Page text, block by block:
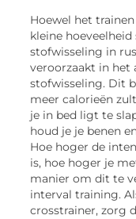
Hoewel het
kleine
stofwisseling in
veroorzaakt in het
stofwisseling. Dit
meer calorieën
je in bed ligt te
houd je je benen
Hoe hoger de
is, hoe hoger je
manier om dit te
interval training.
crosstrainer, zorg